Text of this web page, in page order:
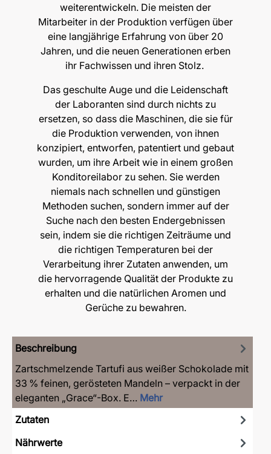
weiterentwickeln. Die meisten der
Mitarbeiter in der Produktion verfügen über
eine langjährige Erfahrung von über 20
Jahren, und die neuen Generationen erben
ihr Fachwissen und ihren Stolz.
Das geschulte Auge und die Leidenschaft
der Laboranten sind durch nichts zu
ersetzen, so dass die Maschinen, die sie für
die Produktion verwenden, von ihnen
konzipiert, entworfen, patentiert und gebaut
wurden, um ihre Arbeit wie in einem großen
Konditoreilabor zu sehen. Sie werden
niemals nach schnellen und günstigen
Methoden suchen, sondern immer auf der
Suche nach den besten Endergebnissen
sein, indem sie die richtigen Zeiträume und
die richtigen Temperaturen bei der
Verarbeitung ihrer Zutaten anwenden, um
die hervorragende Qualität der Produkte zu
erhalten und die natürlichen Aromen und
Gerüche zu bewahren.
Beschreibung
Zartschmelzende Tartufi aus weißer Schokolade mit
33 % feinen, gerösteten Mandeln – verpackt in der
eleganten „Grace“-Box. E… Mehr
Zutaten
Nährwerte